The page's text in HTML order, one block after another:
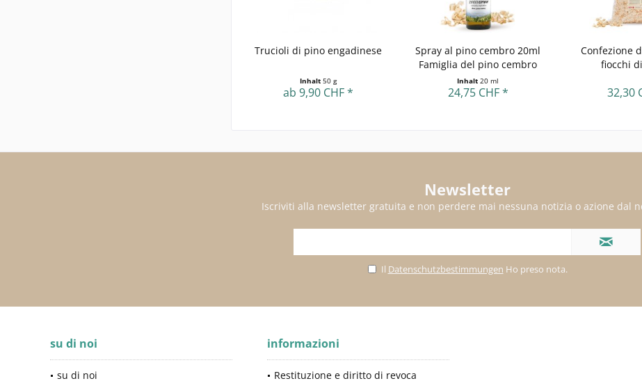
Trucioli di pino engadinese
Inhalt50 g
ab 9,90 CHF *
Spray al pino cembro 20ml
Famiglia del pino cembro
Inhalt20 ml
24,75 CHF *
Confezione
fiocchi
32,30
Newsletter
Iscriviti alla newsletter gratuita e non perdere mai nessuna notizia o azione dal
Il Datenschutzbestimmungen Ho preso nota.
su di noi
su di noi
informazioni
Restituzione e diritto di revoca